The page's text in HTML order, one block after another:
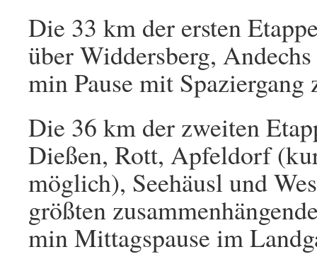
Die 33 km der ersten
über Widdersberg,
min Pause mit Spaziergang
Die 36 km der zweiten
Dießen, Rott, Apfeldorf
möglich), Seehäusl und
größten
min Mittagspause im